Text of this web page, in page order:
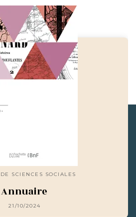
SCIENCES SOCIALES
Annuaire
21/10/2024